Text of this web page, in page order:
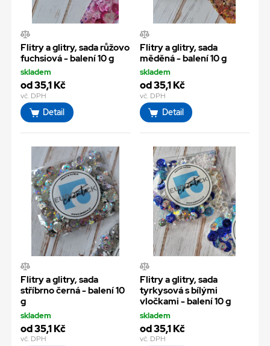
Flitry a glitry, sada růžovo
fuchsiová - balení 10 g
skladem
od 35,1 Kč
vč. DPH
Detail
Flitry a glitry, sada
měděná - balení 10 g
skladem
od 35,1 Kč
vč. DPH
Detail
Flitry a glitry, sada
stříbrno černá - balení 10
g
skladem
od 35,1 Kč
vč. DPH
Flitry a glitry, sada
tyrkysová s bílými
vločkami - balení 10 g
skladem
od 35,1 Kč
vč. DPH